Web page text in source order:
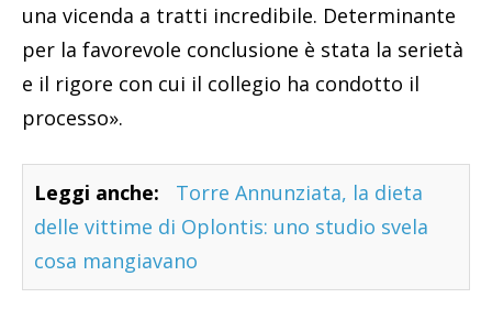
una vicenda a tratti incredibile. Determinante
per la favorevole conclusione è stata la serietà
e il rigore con cui il collegio ha condotto il
processo».
Leggi anche:
Torre Annunziata, la dieta
delle vittime di Oplontis: uno studio svela
cosa mangiavano